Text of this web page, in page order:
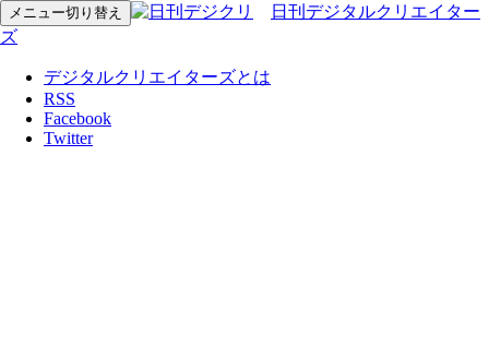
メニュー切り替え
日刊デジタルクリエイター
ズ
デジタルクリエイターズとは
RSS
Facebook
Twitter